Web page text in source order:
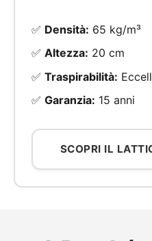
✅ Densità: 65 kg/m³
✅ Altezza: 20 cm
✅ Traspirabilità:
✅ Garanzia: 15 anni
SCOPRI IL